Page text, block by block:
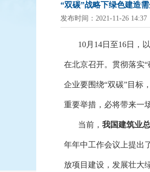
“双碳”战略下绿色建造
发布时间：2021-11-26
10月14日至16日，
在北京召开。贯彻落实
企业要围绕“双碳”目标
重要举措，必将带来一
当前， 我国建筑业
年年中工作会议上提出
放项目建设，发展壮大